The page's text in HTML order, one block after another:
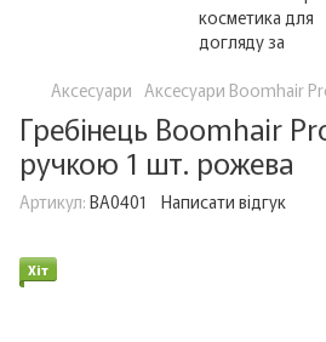
Аксесуари Аксесуари Boomhair
Гребінець Boomhair
ручкою 1 шт. рожева
Артикул: BA0401 Написати відгук
Хіт